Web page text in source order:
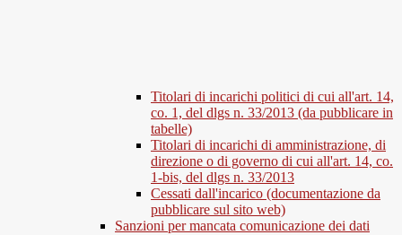
Titolari di incarichi politici di cui all'art. 14,
co. 1, del dlgs n. 33/2013 (da pubblicare in
tabelle)
Titolari di incarichi di amministrazione, di
direzione o di governo di cui all'art. 14, co.
1-bis, del dlgs n. 33/2013
Cessati dall'incarico (documentazione da
pubblicare sul sito web)
Sanzioni per mancata comunicazione dei dati